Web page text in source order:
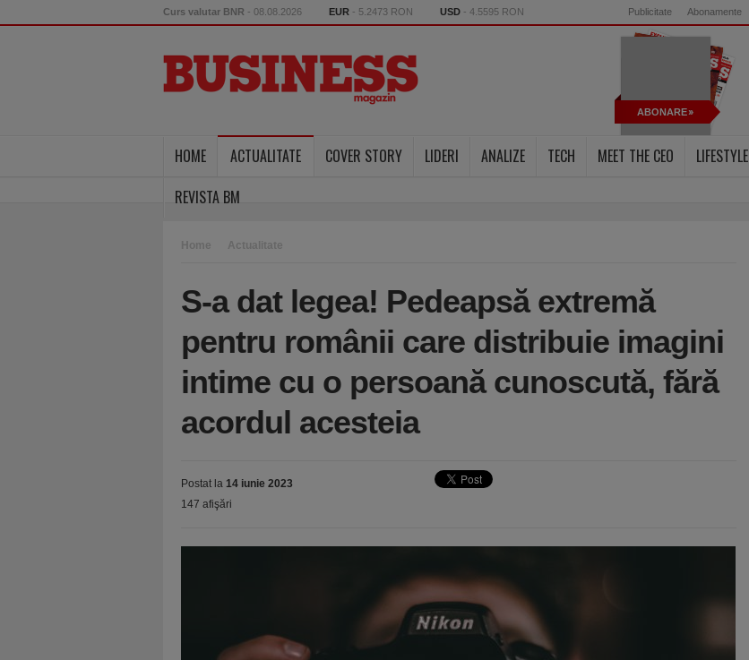
Curs valutar BNR - 08.08.2026 EUR - 5.2473 RON USD - 4.5595 RON Publicitate Abonamente
ABONARE
HOME ACTUALITATE COVER STORY LIDERI ANALIZE TECH MEET THE CEO LIFESTYLE
REVISTA BM
Home Actualitate
S-a dat legea! Pedeapsă extremă
pentru românii care distribuie imagini
intime cu o persoană cunoscută, fără
acordul acesteia
Postat la 14 iunie 2023
147 afişări